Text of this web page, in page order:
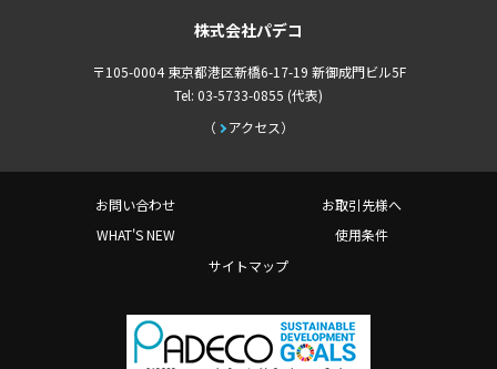
株式会社パデコ
〒105-0004 東京都港区新橋6-17-19 新御成門ビル5F
アクセス
Tel: 03-5733-0855 (代表)
お問い合わせ
お取引先様へ
WHAT'S NEW
使用条件
サイトマップ